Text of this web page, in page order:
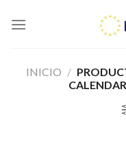
INICIO /